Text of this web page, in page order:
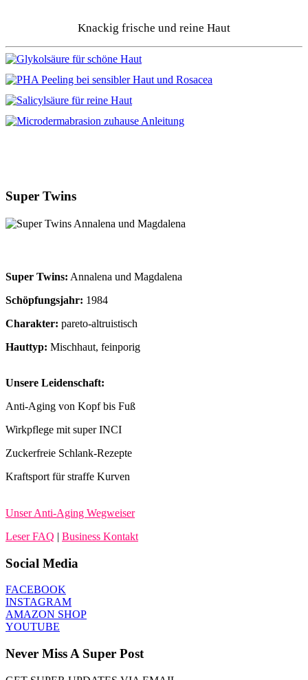
Knackig frische und reine Haut
Super Twins
Super Twins: Annalena und Magdalena
Schöpfungsjahr: 1984
Charakter: pareto-altruistisch
Hauttyp: Mischhaut, feinporig
Unsere Leidenschaft:
Anti-Aging von Kopf bis Fuß
Wirkpflege mit super INCI
Zuckerfreie Schlank-Rezepte
Kraftsport für straffe Kurven
Unser Anti-Aging Wegweiser
Leser FAQ | Business Kontakt
Social Media
FACEBOOK
INSTAGRAM
AMAZON SHOP
YOUTUBE
Never Miss A Super Post